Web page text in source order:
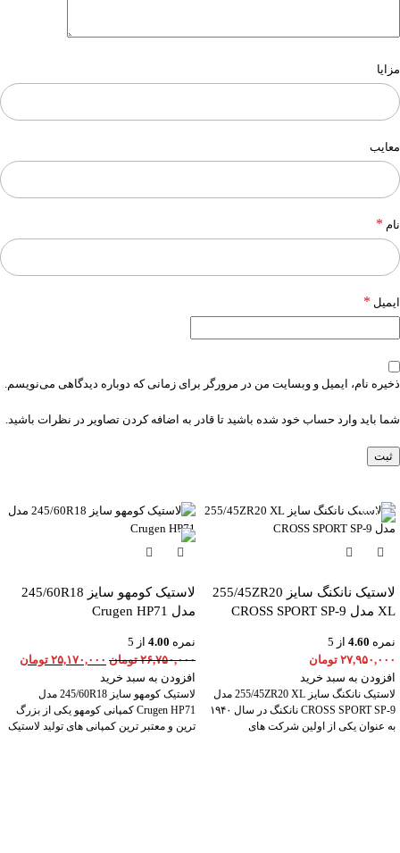
مزایا
معایب
نام *
ایمیل *
ذخیره نام، ایمیل و وبسایت من در مرورگر برای زمانی که دوباره دیدگاهی می‌نویسم.
شما باید وارد حساب خود شده باشید تا قادر به اضافه کردن تصاویر در نظرات باشید.
لاستیک نانکنگ سایز 255/45ZR20
XL مدل CROSS SPORT SP-9
نمره 4.60 از 5
۲۷,۹۵۰,۰۰۰ تومان
افزودن به سبد خرید
لاستیک نانکنگ سایز 255/45ZR20 XL مدل
CROSS SPORT SP-9 نانکنگ در سال ۱۹۴۰
به عنوان یکی از اولین شرکت های
-6%
لاستیک کومهو سایز 245/60R18
مدل Crugen HP71
نمره 4.00 از 5
۲۶,۷۵۰,۰۰۰ تومان ۲۵,۱۷۰,۰۰۰ تومان
افزودن به سبد خرید
لاستیک کومهو سایز 245/60R18 مدل
Crugen HP71 کمپانی کومهو یکی از بزرگ
ترین و معتبر ترین کمپانی های تولید لاستیک